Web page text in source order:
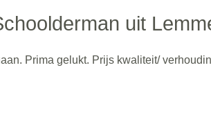
uit
Prima gelukt. Prijs kwaliteit/